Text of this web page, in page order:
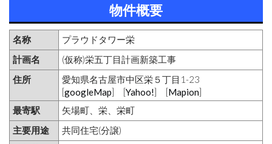
物件概要
名称
プラウドタワー栄
計画名
(仮称)栄五丁目計画新築工事
住所
愛知県名古屋市中区栄５丁目1-23
[googleMap] [Yahoo!] [Mapion]
最寄駅
矢場町、栄、栄町
主要用途
共同住宅(分譲)